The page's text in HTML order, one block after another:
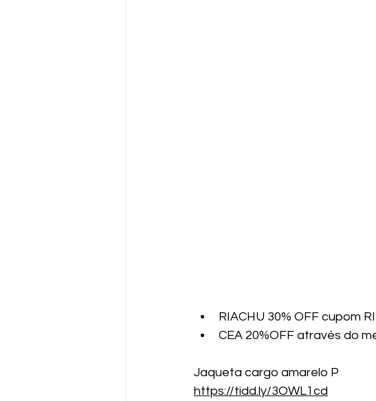
RIACHU 30% OFF cupom
CEA 20%OFF através do
Jaqueta cargo amarelo P
https://tidd.ly/3OWL1cd